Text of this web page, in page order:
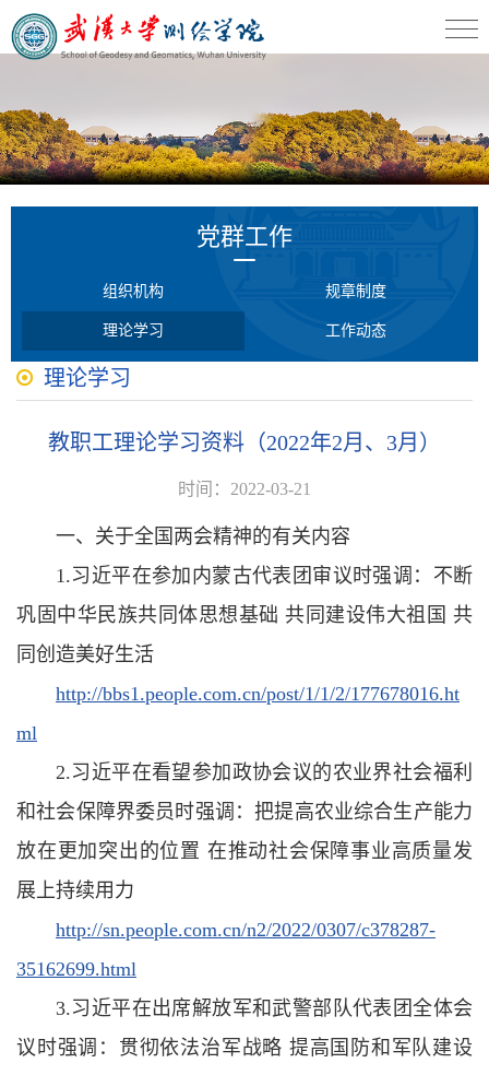
党群工作
组织机构 规章制度
理论学习 工作动态
理论学习
教职工理论学习资料（2022年2月、3月）
时间：2022-03-21
一、关于全国两会精神的有关内容
1.习近平在参加内蒙古代表团审议时强调：不断
巩固中华民族共同体思想基础 共同建设伟大祖国 共
同创造美好生活
http://bbs1.people.com.cn/post/1/1/2/177678016.ht
ml
2.习近平在看望参加政协会议的农业界社会福利
和社会保障界委员时强调：把提高农业综合生产能力
放在更加突出的位置 在推动社会保障事业高质量发
展上持续用力
http://sn.people.com.cn/n2/2022/0307/c378287-
35162699.html
3.习近平在出席解放军和武警部队代表团全体会
议时强调：贯彻依法治军战略 提高国防和军队建设